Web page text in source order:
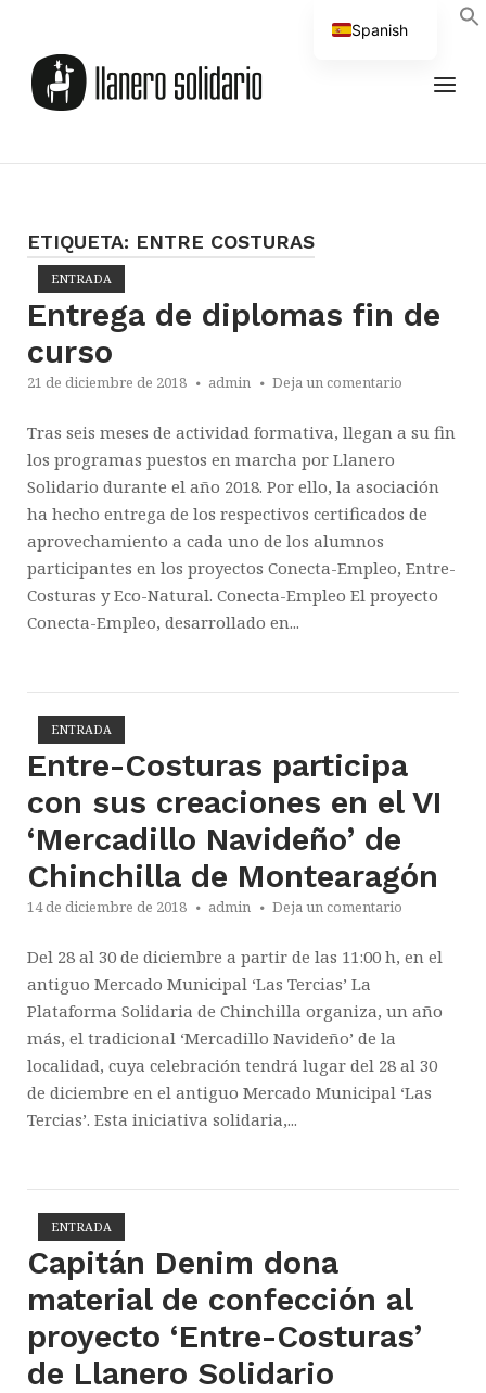
contenido
ETIQUETA: ENTRE COSTURAS
ENTRADA
Entrega de diplomas fin de
curso
21 de diciembre de 2018 admin Deja un comentario
Tras seis meses de actividad formativa, llegan a su fin
los programas puestos en marcha por Llanero
Solidario durante el año 2018. Por ello, la asociación
ha hecho entrega de los respectivos certificados de
aprovechamiento a cada uno de los alumnos
participantes en los proyectos Conecta-Empleo, Entre-
Costuras y Eco-Natural. Conecta-Empleo El proyecto
Conecta-Empleo, desarrollado en...
ENTRADA
Entre-Costuras participa
con sus creaciones en el VI
‘Mercadillo Navideño’ de
Chinchilla de Montearagón
14 de diciembre de 2018 admin Deja un comentario
Del 28 al 30 de diciembre a partir de las 11:00 h, en el
antiguo Mercado Municipal ‘Las Tercias’ La
Plataforma Solidaria de Chinchilla organiza, un año
más, el tradicional ‘Mercadillo Navideño’ de la
localidad, cuya celebración tendrá lugar del 28 al 30
de diciembre en el antiguo Mercado Municipal ‘Las
Tercias’. Esta iniciativa solidaria,...
ENTRADA
Capitán Denim dona
material de confección al
proyecto ‘Entre-Costuras’
de Llanero Solidario
Spanish